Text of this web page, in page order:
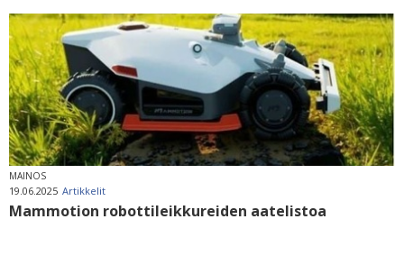
MAINOS
19.06.2025 Artikkelit
Mammotion robottileikkureiden aatelistoa